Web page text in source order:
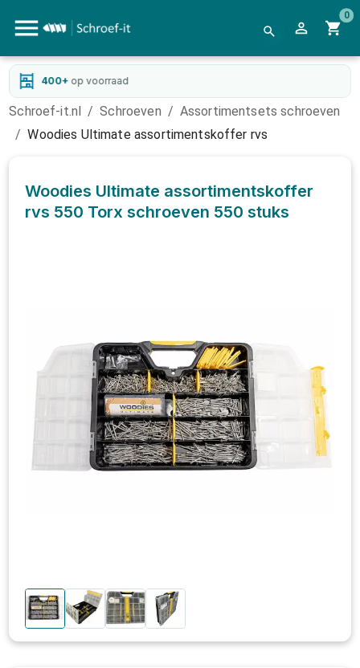
0
400+ op voorraad
Schroef-it.nl / Schroeven / Assortimentsets schroeven
/ Woodies Ultimate assortimentskoffer rvs
Woodies Ultimate assortimentskoffer
rvs 550 Torx schroeven 550 stuks